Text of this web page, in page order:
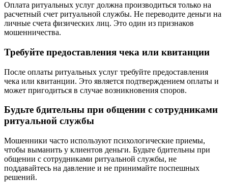
Оплата ритуальных услуг должна производиться только на
расчетный счет ритуальной службы. Не переводите деньги на
личные счета физических лиц. Это один из признаков
мошенничества.
Требуйте предоставления чека или квитанции
После оплаты ритуальных услуг требуйте предоставления
чека или квитанции. Это является подтверждением оплаты и
может пригодиться в случае возникновения споров.
Будьте бдительны при общении с сотрудниками
ритуальной службы
Мошенники часто используют психологические приемы,
чтобы выманить у клиентов деньги. Будьте бдительны при
общении с сотрудниками ритуальной службы, не
поддавайтесь на давление и не принимайте поспешных
решений.